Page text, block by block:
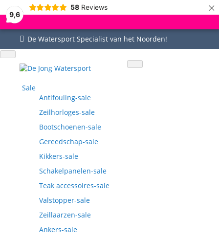
9,6
58 Reviews ×
De Watersport Specialist van het Noorden!
Uitstekende service
Sale
Antifouling-sale
Zeilhorloges-sale
Bootschoenen-sale
Gereedschap-sale
Kikkers-sale
Schakelpanelen-sale
Teak accessoires-sale
Valstopper-sale
Zeillaarzen-sale
Ankers-sale